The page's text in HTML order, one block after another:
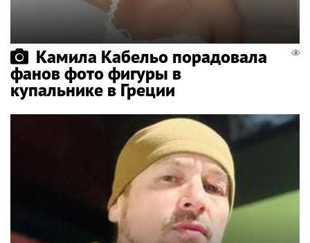
Камила Кабельо порадовала
фанов фото фигуры в
купальнике в Греции